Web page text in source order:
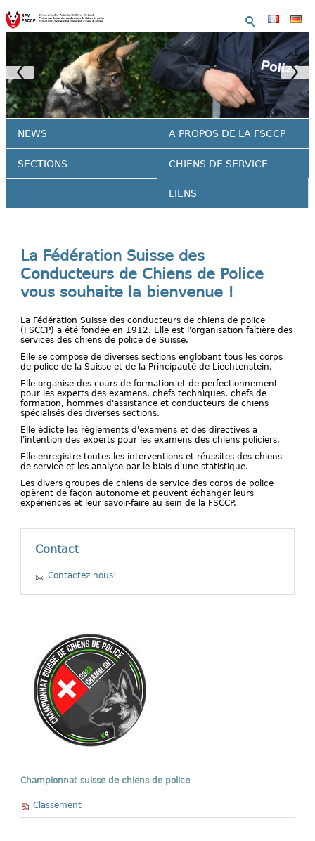
NEWS A PROPOS DE LA FSCCP
SECTIONS CHIENS DE SERVICE
LIENS
La Fédération Suisse des
Conducteurs de Chiens de Police
vous souhaite la bienvenue !
La Fédération Suisse des conducteurs de chiens de police
(FSCCP) a été fondée en 1912. Elle est l'organisation faîtière des
services des chiens de police de Suisse.
Elle se compose de diverses sections englobant tous les corps
de police de la Suisse et de la Principauté de Liechtenstein.
Elle organise des cours de formation et de perfectionnement
pour les experts des examens, chefs techniques, chefs de
formation, hommes d'assistance et conducteurs de chiens
spécialisés des diverses sections.
Elle édicte les règlements d'examens et des directives à
l'intention des experts pour les examens des chiens policiers.
Elle enregistre toutes les interventions et réussites des chiens
de service et les analyse par le biais d'une statistique.
Les divers groupes de chiens de service des corps de police
opèrent de façon autonome et peuvent échanger leurs
expériences et leur savoir-faire au sein de la FSCCP.
Contact
Contactez nous!
Championnat suisse de chiens de police
Classement